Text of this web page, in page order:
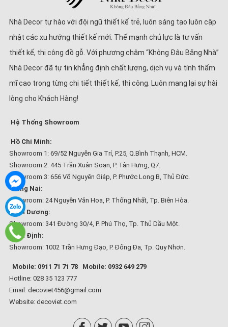
Nhà Decor tự hào với đội ngũ thiết kế trẻ, luôn sáng tạo luôn cập
nhật các xu hướng thiết kế mới. Thế mạnh chủ lực là tư vấn
thiết kế, thi công đồ gỗ. Với phương châm “Không Đâu Bằng Nhà”
Nhà Decor đã tự tin khẳng định chất lượng, dịch vụ và tính thẩm
mĩ cao trong từng chi tiết thiết kế, thi công. Luôn mang lại sự hài
lòng cho Khách Hàng!
Hệ Thống Showroom
Hồ Chí Minh:
Showroom 1: 69/52 Nguyễn Gia Trí, P.25, Q.Bình Thạnh, HCM.
Showroom 2: 445 Trần Xuân Soạn, P. Tân Hưng, Q7.
Showroom 3: 656 Võ Nguyên Giáp, P. Phước Long B, Thủ Đức.
Đồng Nai:
Showroom: 24 Nguyễn Văn Hoa, P. Thống Nhất, Tp. Biên Hòa.
Bình Dương:
Showroom: 341 Đường 30/4, P. Phú Thọ, Tp. Thủ Dầu Một.
Bình Định:
Showroom: 1002 Trần Hưng Đạo, P. Đống Đa, Tp. Quy Nhơn.
Mobile: 0911 71 71 78
Mobile: 0932 649 279
Hotline: 028 35 123 777
Email: decoviet456@gmail.com
Website: decoviet.com